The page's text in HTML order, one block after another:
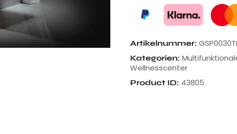
Artikelnummer:
Kategorien:
Wellnesscenter
Product ID: 43805